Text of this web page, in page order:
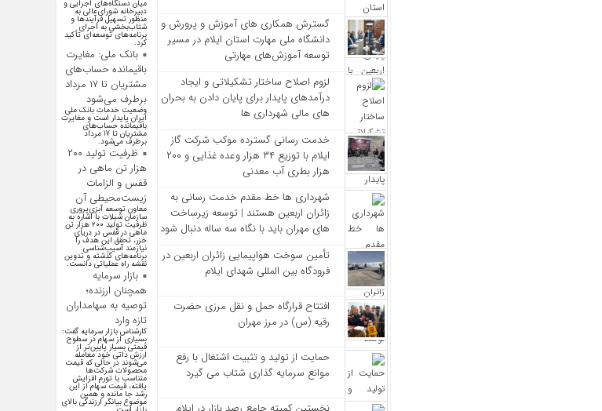
گسترش همکاری‌ های آموزش و پرورش و
دانشگاه ملی مهارت استان ایلام در مسیر
توسعه آموزش‌های مهارتی
لزوم اصلاح ساختار تشکیلاتی و ایجاد
درآمدهای پایدار برای پایان دادن به بحران‌
های مالی شهرداری‌ ها
خدمت رسانی گسترده موکب شرکت گاز
ایلام با توزیع ۳۴ هزار وعده غذایی و ۲۰۰
هزار بطری آب معدنی
شهرداری‌ ها خط مقدم خدمت ‌رسانی به
زائران اربعین هستند | توسعه زیرساخت
‌های مهران باید با نگاه سه‌ ساله دنبال شود
تأمین سوخت هواپیمایی زائران اربعین در
فرودگاه بین المللی شهدای ایلام
افتتاح قرارگاه حمل‌ و نقل مرزی حضرت
رقیه (س) در مرز مهران
حمایت از تولید و تثبیت اشتغال با رفع
موانع سرمایه‌ گذاری شتاب می‌ گیرد
میان دستگاه‌های اجرایی و
دبیرخانه شورای‌عالی به
منظور تسهیل فرآیند‌ها و
شتاب‌بخشی به اجرای
برنامه‌های توسعه‌ای تأکید
کرد.
بانک ملی: مغایرت
باقیمانده حساب‌های
مشتریان تا ۱۷ مرداد
برطرف می‌شود
وضعیت خدمات بانک ملی
ایران پایدار است و مغایرت‌
باقیمانده حساب‌های
مشتریان تا 17 مرداد
برطرف می‌شود.
ظرفیت تولید ۲۰۰
هزار تن ماهی در
قفس و الزامات
زیست‌محیطی آن
معاون توسعه آبزی‌پروری
سازمان شیلات با اشاره به
ظرفیت تولید ۲۰۰ هزار تن
ماهی در قفس در دریای
خزر، تحقق این هدف را
نیازمند آسیب‌شناسی
برنامه‌های گذشته و تدوین
نقشه راه عملیاتی دانست.
بازار سرمایه
همچنان ارزنده؛
توصیه به سهامداران
تازه وارد
کارشناس بازار سرمایه گفت:
بسیاری از سهام در سطوح
قیمتی بسیار پایین‌تر از
ارزش ذاتی خود معامله
می‌شوند در حالی که قیمت
محصولات شرکت‌ها
متناسب با تورم افزایش
یافته، قیمت سهام از این
رشد جا مانده و همین
موضوع بیانگر ارزندگی بالای